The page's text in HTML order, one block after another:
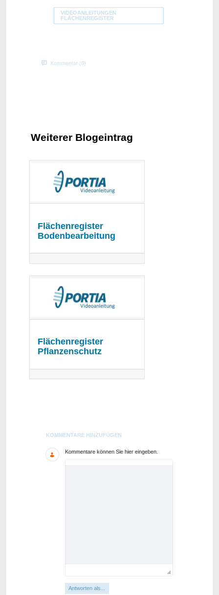
VIDEOANLEITUNGEN
FLÄCHENREGISTER
Kommentar (0)
Weiterer Blogeintrag
Flächenregister
Bodenbearbeitung
Flächenregister
Pflanzenschutz
Blogs
KOMMENTARE HINZUFÜGEN
Kommentare können Sie hier eingeben.
Antworten als...